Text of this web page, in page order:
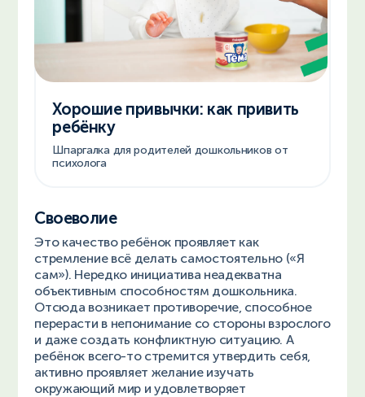
Хорошие привычки: как привить
ребёнку
Шпаргалка для родителей дошкольников от
психолога
Своеволие
Это качество ребёнок проявляет как
стремление всё делать самостоятельно («Я
сам»). Нередко инициатива неадекватна
объективным способностям дошкольника.
Отсюда возникает противоречие, способное
перерасти в непонимание со стороны взрослого
и даже создать конфликтную ситуацию. А
ребёнок всего-то стремится утвердить себя,
активно проявляет желание изучать
окружающий мир и удовлетворяет